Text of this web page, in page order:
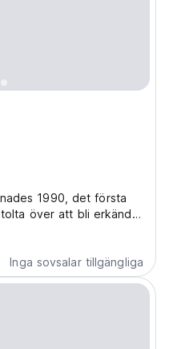
1990, det första
över att bli erkända
Inga sovsalar tillgängliga